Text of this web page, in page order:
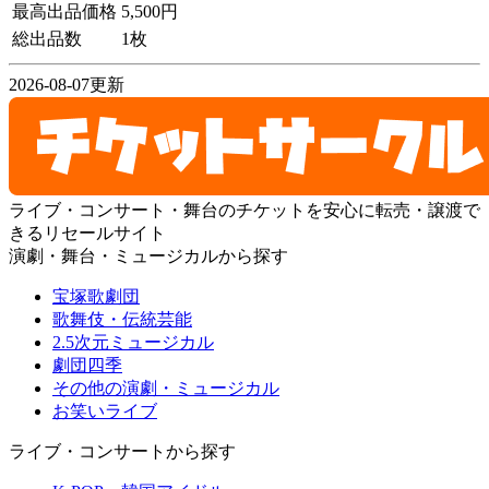
最高出品価格 5,500円
総出品数
1枚
2026-08-07更新
ライブ・コンサート・舞台のチケットを安心に転売・譲渡で
きるリセールサイト
演劇・舞台・ミュージカルから探す
宝塚歌劇団
歌舞伎・伝統芸能
2.5次元ミュージカル
劇団四季
その他の演劇・ミュージカル
お笑いライブ
ライブ・コンサートから探す